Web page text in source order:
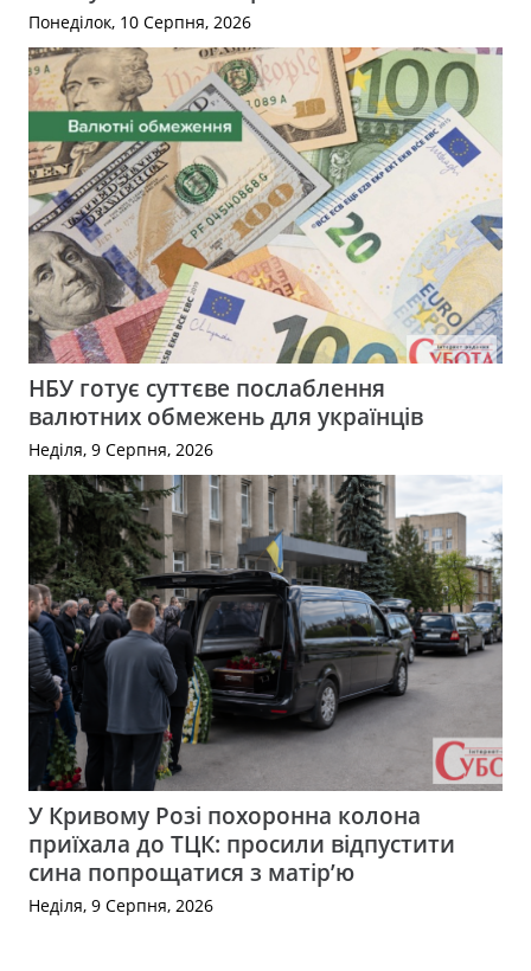
Понеділок, 10 Серпня, 2026
НБУ готує суттєве послаблення
валютних обмежень для українців
Неділя, 9 Серпня, 2026
У Кривому Розі похоронна колона
приїхала до ТЦК: просили відпустити
сина попрощатися з матір’ю
Неділя, 9 Серпня, 2026